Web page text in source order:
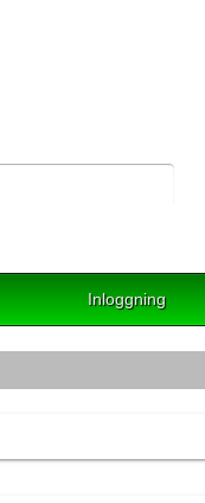
Inloggning